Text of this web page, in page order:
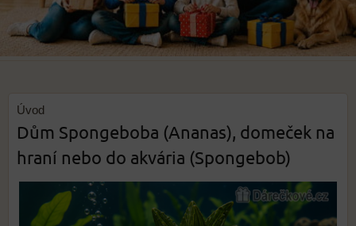
Úvod
Dům Spongeboba (Ananas), domeček na
hraní nebo do akvária (Spongebob)